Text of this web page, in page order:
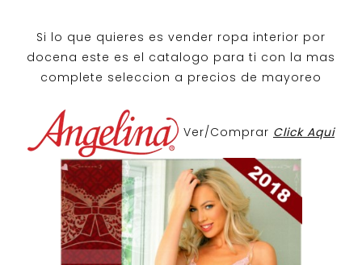
Si lo que quieres es vender ropa interior por
docena este es el catalogo para ti con la mas
complete seleccion a precios de mayoreo
Ver/Comprar Click Aqui